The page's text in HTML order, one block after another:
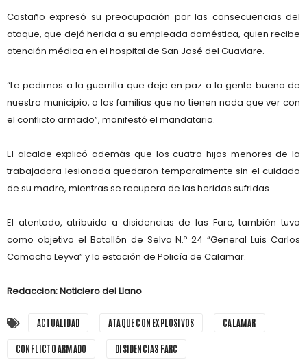
Castaño expresó su preocupación por las consecuencias del
ataque, que dejó herida a su empleada doméstica, quien recibe
atención médica en el hospital de San José del Guaviare.
“Le pedimos a la guerrilla que deje en paz a la gente buena de
nuestro municipio, a las familias que no tienen nada que ver con
el conflicto armado”, manifestó el mandatario.
El alcalde explicó además que los cuatro hijos menores de la
trabajadora lesionada quedaron temporalmente sin el cuidado
de su madre, mientras se recupera de las heridas sufridas.
El atentado, atribuido a disidencias de las Farc, también tuvo
como objetivo el Batallón de Selva N.º 24 “General Luis Carlos
Camacho Leyva”y la estación de Policía de Calamar.
Redaccion: Noticiero del Llano
ACTUALIDAD ATAQUE CON EXPLOSIVOS CALAMAR
CONFLICTO ARMADO DISIDENCIAS FARC